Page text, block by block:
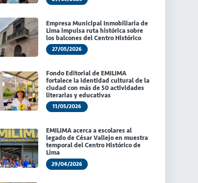
Empresa Municipal Inmobiliaria de
Lima impulsa ruta histórica sobre
los balcones del Centro Histórico
27/05/2026
Fondo Editorial de EMILIMA
fortalece la identidad cultural de la
ciudad con más de 50 actividades
literarias y educativas
11/05/2026
EMILIMA acerca a escolares al
legado de César Vallejo en muestra
temporal del Centro Histórico de
Lima
29/04/2026